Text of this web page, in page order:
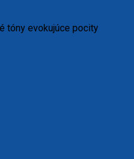
tóny evokujúce pocity